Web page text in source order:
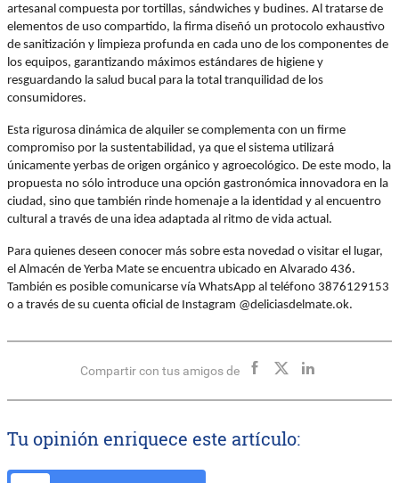
artesanal compuesta por tortillas, sándwiches y budines. Al tratarse de
elementos de uso compartido, la firma diseñó un protocolo exhaustivo
de sanitización y limpieza profunda en cada uno de los componentes de
los equipos, garantizando máximos estándares de higiene y
resguardando la salud bucal para la total tranquilidad de los
consumidores.
Esta rigurosa dinámica de alquiler se complementa con un firme
compromiso por la sustentabilidad, ya que el sistema utilizará
únicamente yerbas de origen orgánico y agroecológico. De este modo, la
propuesta no sólo introduce una opción gastronómica innovadora en la
ciudad, sino que también rinde homenaje a la identidad y al encuentro
cultural a través de una idea adaptada al ritmo de vida actual.
Para quienes deseen conocer más sobre esta novedad o visitar el lugar,
el Almacén de Yerba Mate se encuentra ubicado en Alvarado 436.
También es posible comunicarse vía WhatsApp al teléfono 3876129153
o a través de su cuenta oficial de Instagram @deliciasdelmate.ok.
Compartir con tus amigos de
Tu opinión enriquece este artículo: